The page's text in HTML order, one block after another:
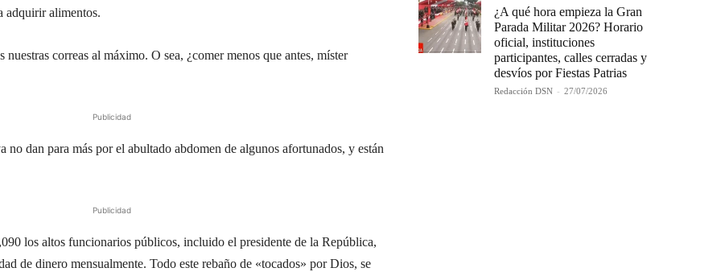
adquirir alimentos.
nuestras correas al máximo. O sea, ¿comer menos que antes, míster
Publicidad
no dan para más por el abultado abdomen de algunos afortunados, y están
Publicidad
los altos funcionarios públicos, incluido el presidente de la República,
de dinero mensualmente. Todo este rebaño de «tocados» por Dios, se
¿A qué hora empieza la Gran
Parada Militar 2026? Horario
oficial, instituciones
participantes, calles cerradas y
desvíos por Fiestas Patrias
Redacción DSN - 27/07/2026